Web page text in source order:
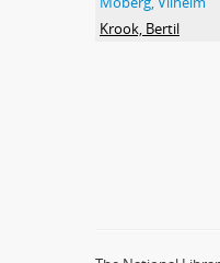
Krook, Bertil